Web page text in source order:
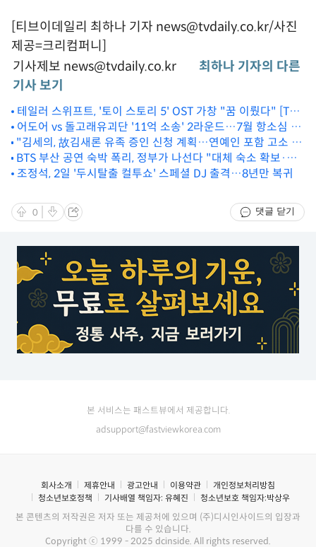
[티브이데일리 최하나 기자 news@tvdaily.co.kr/사진
제공=크리컴퍼니]
기사제보 news@tvdaily.co.kr 최하나 기자의 다른
기사 보기
테일러 스위프트, '토이 스토리 5' OST 가창 "꿈 이뤘다" [TD
할리우드]
어도어 vs 돌고래유괴단 '11억 소송' 2라운드…7월 항소심 시
작
"김세의, 故김새론 유족 증인 신청 계획…연예인 포함 고소 20
건 넘어" ('한판승부')
BTS 부산 공연 숙박 폭리, 정부가 나선다 "대체 숙소 확보·고
강도 단속" [이슈&톡]
조정석, 2일 '두시탈출 컬투쇼' 스페셜 DJ 출격…8년만 복귀
0 댓글 닫기
본 서비스는 패스트뷰에서 제공합니다.
adsupport@fastviewkorea.com
회사소개 제휴안내 광고안내 이용약관
개인정보처리방침
청소년보호정책
기사배열 책임자: 유혜진 청소년보호 책임자:박상우
본 콘텐츠의 저작권은 저자 또는 제공처에 있으며 (주)디시인사이드의 입장과
다를 수 있습니다.
Copyright ⓒ 1999 - 2025 dcinside. All rights reserved.